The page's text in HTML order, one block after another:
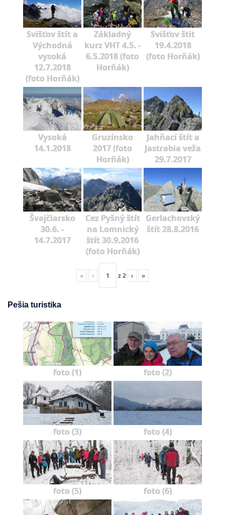
Svišťov štít a
Východná
vysoká
12.7.2018
(foto Horňák)
Základný
kurz VHT 4.5. -
6.5.2018 (foto
Horňák)
Svišťov štit
19.4.2018
(foto Horňák)
Vysoká
14.1.2018
Gruzínsko
2017 (foto
Horňák)
Jahňací štít a
Jastrabia veža
29.7.2017
Švajčiarsko
30.6. -
14.7.2017
Cez Pyšný štít
na Lomnický
štít 30.9.2016
(foto Horňák)
Gerlachovský
štít 28.8.2016
« ‹ z2 › »
Pešia turistika
foto (1) foto (2)
foto (3) foto (4)
foto (5) foto (6)